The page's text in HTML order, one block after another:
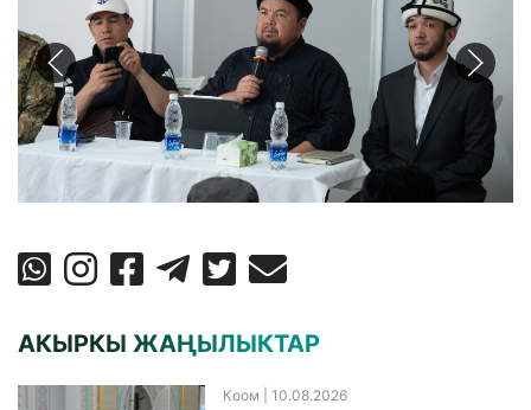
АКЫРКЫ ЖАҢЫЛЫКТАР
Коом | 10.08.2026